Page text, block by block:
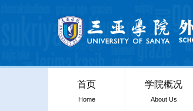
首页
Home
学院概况
About Us